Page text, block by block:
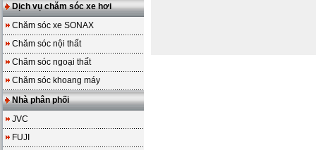
Dịch vụ chăm sóc xe hơi
Chăm sóc xe SONAX
Chăm sóc nội thất
Chăm sóc ngoại thất
Chăm sóc khoang máy
Nhà phân phối
JVC
FUJI